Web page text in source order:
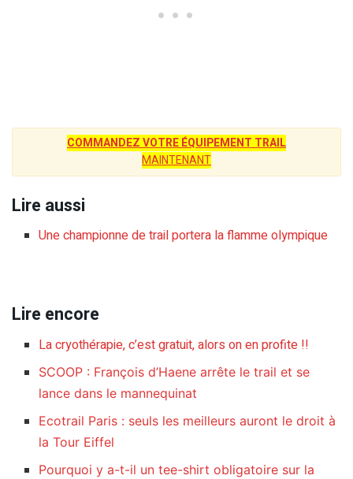
COMMANDEZ VOTRE ÉQUIPEMENT TRAIL
MAINTENANT
Lire aussi
Une championne de trail portera la flamme olympique
Lire encore
La cryothérapie, c’est gratuit, alors on en profite !!
SCOOP : François d’Haene arrête le trail et se
lance dans le mannequinat
Ecotrail Paris : seuls les meilleurs auront le droit à
la Tour Eiffel
Pourquoi y a-t-il un tee-shirt obligatoire sur la